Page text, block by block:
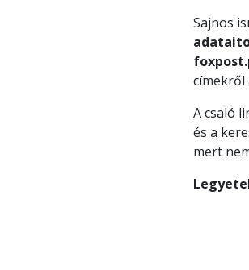
Sajnos
címekről
A csaló
és a
mert